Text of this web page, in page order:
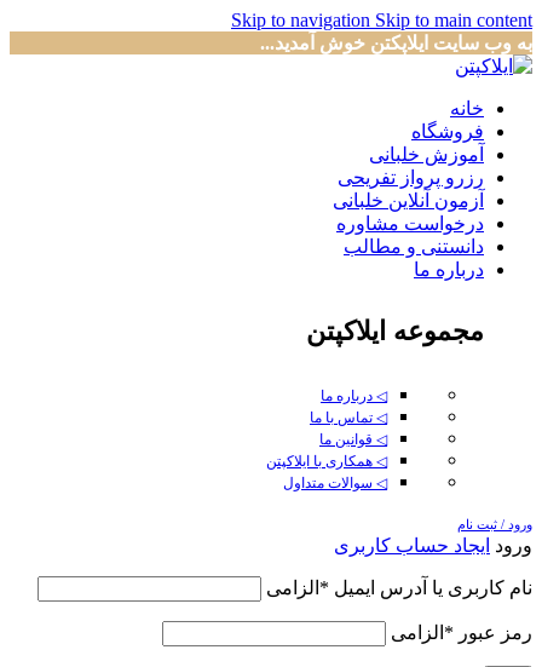
Skip to navigation Skip to main content
به وب سایت ایلاپکتن خوش آمدید...
خانه
فروشگاه
آموزش خلبانی
رزرو پرواز تفریحی
آزمون آنلاین خلبانی
درخواست مشاوره
دانستنی و مطالب
درباره ما
مجموعه ایلاکپتن
◁ درباره ما
◁ تماس با ما
◁ قوانین ما
◁ همکاری با ایلاکپتن
◁ سوالات متداول
ورود / ثبت نام
ورود ایجاد حساب کاربری
نام کاربری یا آدرس ایمیل * الزامی
رمز عبور * الزامی